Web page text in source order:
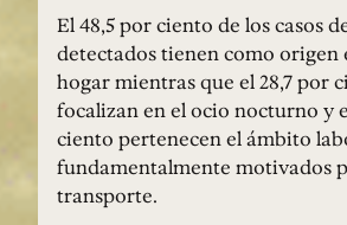
El 48,5 por ciento de los casos
detectados tienen como origen
hogar mientras que el 28,7 por
focalizan en el ocio nocturno y
ciento pertenecen el ámbito
fundamentalmente motivados
transporte.